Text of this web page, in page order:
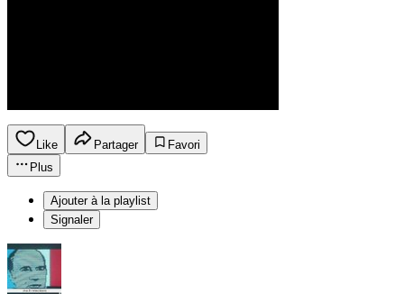
Like Partager
Favori
Plus
Ajouter à la playlist
Signaler